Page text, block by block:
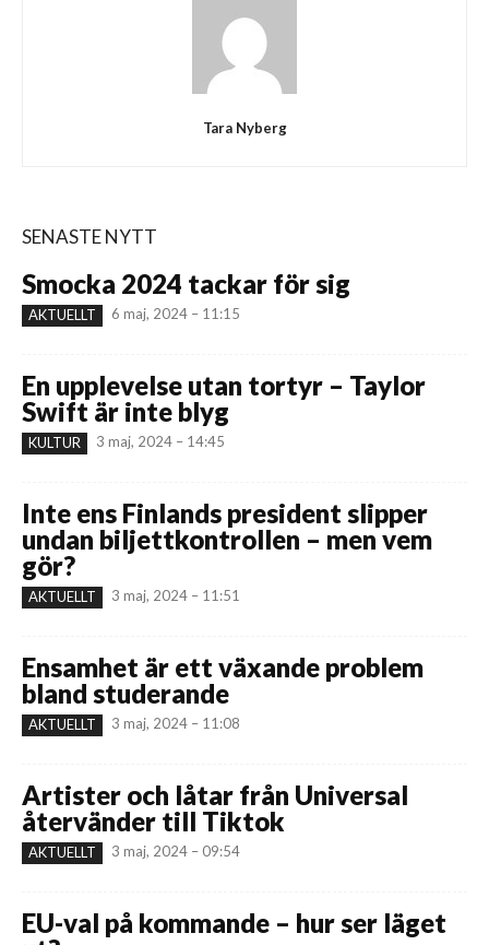
Tara Nyberg
SENASTE NYTT
Smocka 2024 tackar för sig
AKTUELLT 6 maj, 2024 – 11:15
En upplevelse utan tortyr – Taylor
Swift är inte blyg
KULTUR 3 maj, 2024 – 14:45
Inte ens Finlands president slipper
undan biljettkontrollen – men vem
gör?
AKTUELLT 3 maj, 2024 – 11:51
Ensamhet är ett växande problem
bland studerande
AKTUELLT 3 maj, 2024 – 11:08
Artister och låtar från Universal
återvänder till Tiktok
AKTUELLT 3 maj, 2024 – 09:54
EU-val på kommande – hur ser läget